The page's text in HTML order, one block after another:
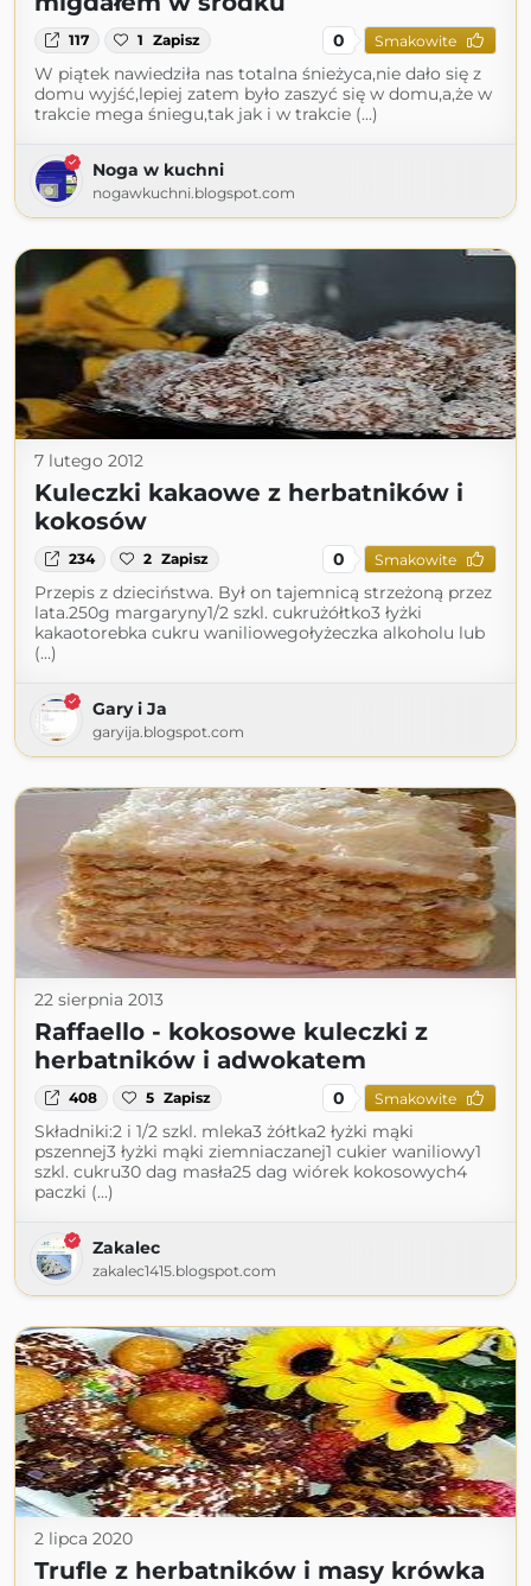
117 1 Zapisz 0 Smakowite
W piątek nawiedziła nas totalna śnieżyca,nie dało się z
domu wyjść,lepiej zatem było zaszyć się w domu,a,że w
trakcie mega śniegu,tak jak i w trakcie (...)
Noga w kuchni
nogawkuchni.blogspot.com
7 lutego 2012
Kuleczki kakaowe z herbatników i
kokosów
234 2 Zapisz 0 Smakowite
Przepis z dzieciństwa. Był on tajemnicą strzeżoną przez
lata.250g margaryny1/2 szkl. cukrużółtko3 łyżki
kakaotorebka cukru waniliowegołyżeczka alkoholu lub
(...)
Gary i Ja
garyija.blogspot.com
22 sierpnia 2013
Raffaello - kokosowe kuleczki z
herbatników i adwokatem
408 5 Zapisz 0 Smakowite
Składniki:2 i 1/2 szkl. mleka3 żółtka2 łyżki mąki
pszennej3 łyżki mąki ziemniaczanej1 cukier waniliowy1
szkl. cukru30 dag masła25 dag wiórek kokosowych4
paczki (...)
Zakalec
zakalec1415.blogspot.com
2 lipca 2020
Trufle z herbatników i masy krówka